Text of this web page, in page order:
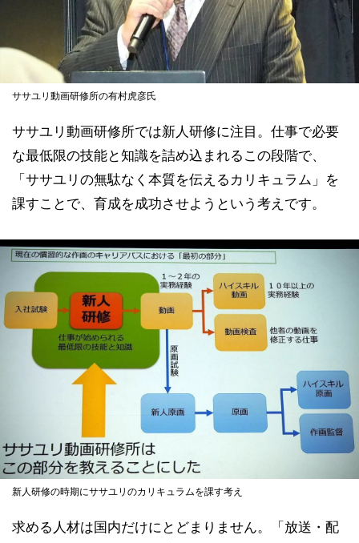
ササユリ動画研修所の有村虎彦氏
ササユリ動画研修所では新人研修に注目。仕事で必要
な最低限の技能と知識を詰め込まれるこの段階で、
「ササユリの無駄なく本質を伝えるカリキュラム」を
課すことで、育成を成功させようという考えです。
新人研修の時期にササユリのカリキュラムを課す考え
求める人材は国内だけにとどまりません。「放送・配